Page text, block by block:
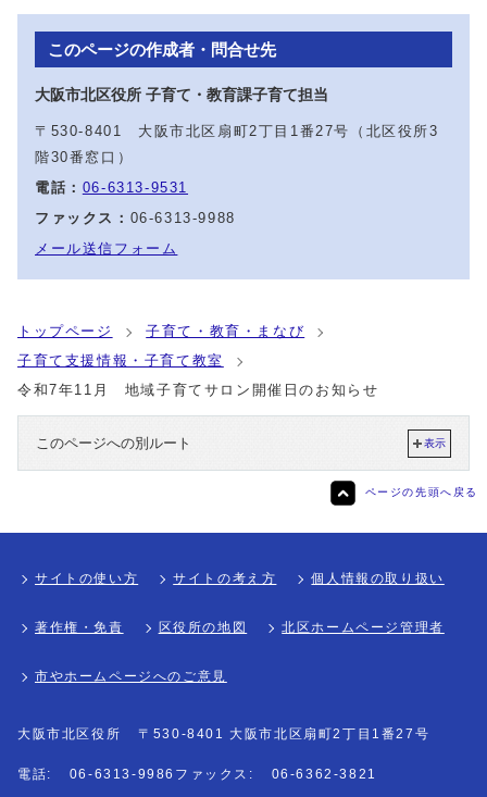
このページの作成者・問合せ先
大阪市北区役所 子育て・教育課子育て担当
〒530-8401 大阪市北区扇町2丁目1番27号（北区役所3
階30番窓口）
電話： 06-6313-9531
ファックス： 06-6313-9988
メール送信フォーム
トップページ
子育て・教育・まなび
子育て支援情報・子育て教室
令和7年11月 地域子育てサロン開催日のお知らせ
このページへの別ルート 表示
ページの先頭へ戻る
サイトの使い方 サイトの考え方 個人情報の取り扱い
著作権・免責 区役所の地図 北区ホームページ管理者
市やホームページへのご意見
大阪市北区役所 〒530-8401 大阪市北区扇町2丁目1番27号
電話: 06-6313-9986 ファックス: 06-6362-3821